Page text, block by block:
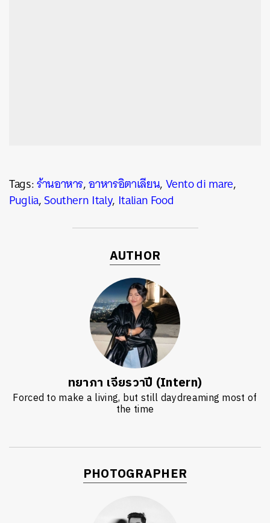
Tags:ร้านอาหาร,อาหารอิตาเลียน,Vento di mare,
Puglia,Southern Italy, Italian Food
AUTHOR
ทยาภา เจียรวาปี (Intern)
Forced to make a living, but still daydreaming most of
the time
PHOTOGRAPHER